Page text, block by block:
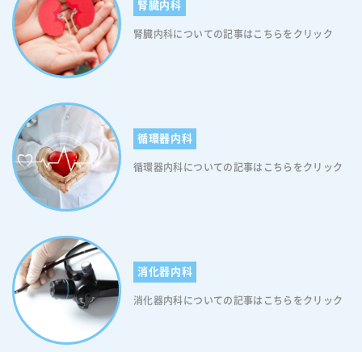
ください。 新型コロナ対策も進めております。 待ち時間短縮を目ざ
し、当ホームページから診察の順番を取れるようにいたしました。 大型
スクリーンによるサーモグラフィ導入と共に、２０２０年８月には、改
装と換気工事を行いました。 こまめな換気を行いつつ、通常の５倍の空
気清浄機を稼働させております。 都賀駅徒歩１分に駐車場があります。
ができるクリニックを探すことができますよ。 都賀のアレルギー科：ま
とめ アレルギーの病気は、ぜん息、アトピー性皮膚炎、食物アレルギ
ー、アレルギー性結膜炎、アレルギー性鼻炎、花粉症などさまざまで
す。 つらく不快な症状を引き起こし、日常生活に支障をきたすこともあ
ります。 患者さまが苦しむ期間を短くするために、できるだけ早めに、
アレルギー科での診察を受けていただければと思います。 気になる症状
千葉市若葉区都賀エリアの地域のみなさまのかかりつけ医、板谷内科ク
リニックへ、ぜひお気軽にご相談ください。 千葉県千葉市の都賀駅周辺
のアレルギー科、板谷内科クリニックの診療内容はこちらです。 主なア
レルギー疾患 小児のぜん息 成人のぜん息 アトピー性皮膚炎 アレルギー
性鼻炎 花粉症 アレルギー性結膜炎 食物アレルギー 重症薬疹 接触皮膚炎
蕁麻疹(じんましん) ラテックスアレルギー アナフィラキシー 職業性ア
レルギー疾患
御相談ください。 たいした病気ではないかもしれなと思っていても、大
きな病気の前兆であったり、ほかの病気が潜んでいる場合もあります。
健康について不安があるときは、まず、内科の診察を受けることをおす
すめします。 当クリニックでは、新型コロナ対策も進めております。
待ち時間短縮を目ざし、当ホームページから診察の順番を取れるように
２０年８月には、改装と換気工事を行いました。 こまめな換気を行いつ
つ、通常の５倍の空気清浄機を稼働させております。 都賀駅徒歩１分に
駐車場があります。 都賀駅前の駐車場は１２台分あります。お車でも安
心してお越しください。 急な体調不良はもちろん、何科に行くべきかわ
からない症状や、健康上の不安は、千葉市若葉区都賀エリアの地域のみ
なさまのかかりつけ医、板谷内科クリニックへ、ぜひお気軽にご相談く
ださい。 千葉県千葉市の都賀駅周辺の内科、板谷内科クリニックの診療
MRIが必要な場合は、最新の機械が整った病院にご紹介いたします。当
院から検査日時も指定が可能です。 検査によってわかる病気： 肺炎 慢
性気管支炎 肺繊維症 肺気腫など レントゲン（Ｘ線）検査 検査内容： 血
液の細胞状態や脂肪分、その他様々な成分を調べることで臓器や身体に
使って映し出して調べる検査です。 心臓や肺の動静脈の状態、骨密度な
ど色々なことがわかります。 検査をお勧めするかた： 呼吸が苦しい、
息切れがする、咳が出る、お腹が張っている、便秘などの症状があるか
た 検査時間： およそ１０分ほど 検査前の注意： 撮影部位にある金属類
（アクセサリーなど）、エレキバンや湿布などは取り外してください。
妊娠またはその可能性がある方は事前にお知らせください。 検査によっ
てわかる病気： 気管支炎 肺炎 肺がん 気胸 便秘症 腸閉塞など クリニッ
気や治療法について、丁寧にご説明します。 当クリニックは、不安なこ
とは何でも相談できる、地域に根ざしたかかりつけ医を目指します。 診
察・診療にあたっては、 1．わかりやすい言葉・わかりやすい形で提供
するよう心掛けています。 2．安心して通院していただけるような明る
くてあたたかいクリニックを目指しています。 3．どの科に行っていい
か分からない、この病気は特にどこの病院に行くのがいいか分からない
といった御相談にも対応いたします。 専門的治療が必要な場合は、直ち
３００円 喀痰細胞診検査検査 個別検診：４００円、集団検診：１００
円 都賀の健康診断：胃がん検診 ・対象 ４０歳以上で、前年度、胃内視
鏡検査を未受診のかた (胃内視鏡検査を選択できるのは、５０歳以上で
偶数歳のかたです） ・検査項目 問診 胃部エックス線検査、または、胃
内視鏡検査（胃内視鏡検査は個別検診のみ実施） ・検査費用 エックス
別検診：３０００円 胃内視鏡検査を受診した翌年度は、エックス線検査
も受けられません。 都賀の健康診断：大腸がん検診 ・対象 ４０歳以上
・検査項目 問診 便潜血検査 ・検査費用 個別検診：６００円、集団検
診：３００円 都賀の健康診断：前立腺がん検診 ・対象 ５０歳以上５歳
ごとの男性 ・検査項目 問診 血液検査 ・検診費用 個別検診：１２００円
都賀の健康診断：胃がんリスク検査（ピロリ菌検査） ・対象 ２０～３
９歳で、過去に未受診のかた ・検査項目 問診 血液検査 ・検診費用 個別
５０・５５・６０・６５・７０歳の女性 ・検査項目 問診 骨量検査 ・検
診費用 個別検診：１０００円（７０歳は無料） 集団検診：無料 集団検
診は、肺がん集団検診会場で実施しています。 千葉市がん検診等受診券
シールについて 千葉市がん検診を受診する際には、「千葉市がん検診等
受診券シール」が必要です。 千葉市がん検診等受診券シールは、毎年５
月中旬に、発送されます。 千葉市がん検診等受診券シールは、年齢に応
じて対象となる検診が印字されており、がん検診等のご案内、集団検診
腎臓内科
腎臓内科についての記事はこちらをクリック
循環器内科
循環器内科についての記事はこちらをクリック
消化器内科
消化器内科についての記事はこちらをクリック